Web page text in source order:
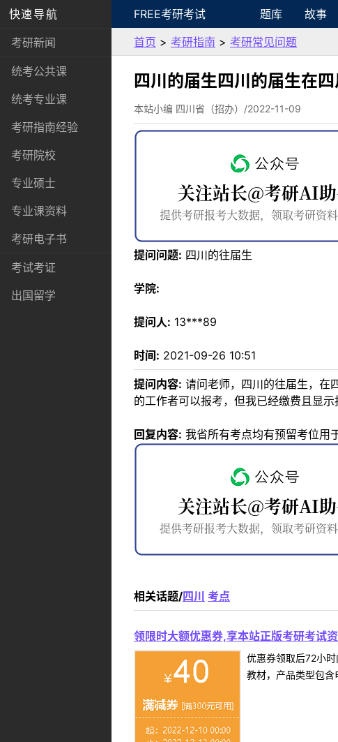
快速导航
考研新闻
统考公共课
统考专业课
考研指南经验
考研院校
专业硕士
专业课资料
考研电子书
考试考证
出国留学
FREE考研考试 题库 故事
首页 > 考研指南 > 考研常见问题
四川的届生四川的届生在
本站小编 四川省（招办）/2022-11-09
提问问题: 四川的往届生
学院:
提问人: 13***89
时间: 2021-09-26 10:51
提问内容: 请问老师，四川的往届生，在
的工作者可以报考，但我已经缴费且显
回复内容: 我省所有考点均有预留考位用
相关话题/四川 考点
领限时大额优惠券,享本站正版考研考试
优惠券领取后72小
教材，产品类型包